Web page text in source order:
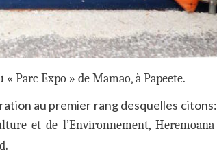
Parc Expo » de Mamao, à Papeete.
au premier rang desquelles citons:
et de l’Environnement, Heremoana